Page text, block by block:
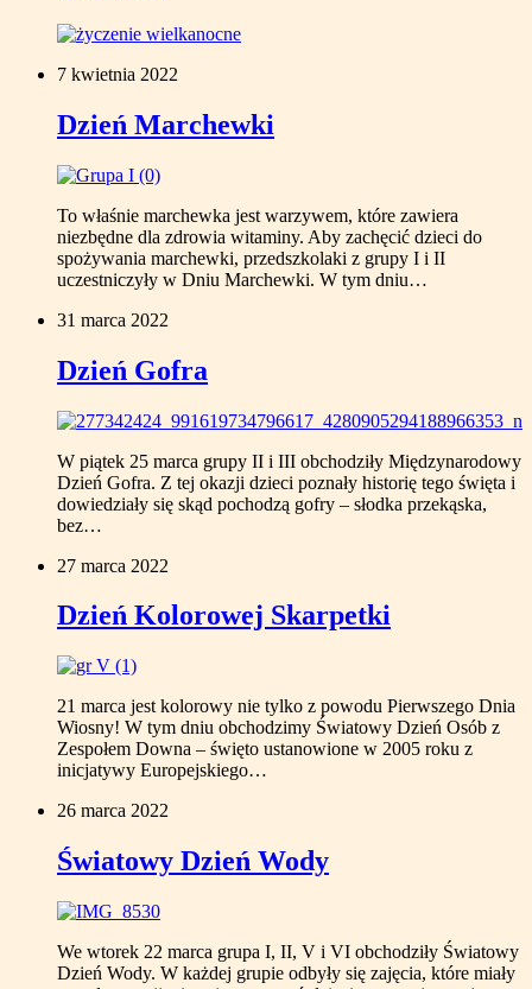
7 kwietnia 2022
Dzień Marchewki
To właśnie marchewka jest warzywem, które zawiera
niezbędne dla zdrowia witaminy. Aby zachęcić dzieci do
spożywania marchewki, przedszkolaki z grupy I i II
uczestniczyły w Dniu Marchewki. W tym dniu…
31 marca 2022
Dzień Gofra
W piątek 25 marca grupy II i III obchodziły Międzynarodowy
Dzień Gofra. Z tej okazji dzieci poznały historię tego święta i
dowiedziały się skąd pochodzą gofry – słodka przekąska,
bez…
27 marca 2022
Dzień Kolorowej Skarpetki
21 marca jest kolorowy nie tylko z powodu Pierwszego Dnia
Wiosny! W tym dniu obchodzimy Światowy Dzień Osób z
Zespołem Downa – święto ustanowione w 2005 roku z
inicjatywy Europejskiego…
26 marca 2022
Światowy Dzień Wody
We wtorek 22 marca grupa I, II, V i VI obchodziły Światowy
Dzień Wody. W każdej grupie odbyły się zajęcia, które miały